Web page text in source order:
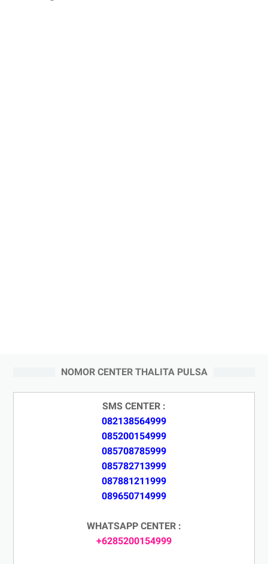
NOMOR CENTER THALITA PULSA
SMS CENTER :
082138564999
085200154999
085708785999
085782713999
087881211999
089650714999
WHATSAPP CENTER :
+6285200154999